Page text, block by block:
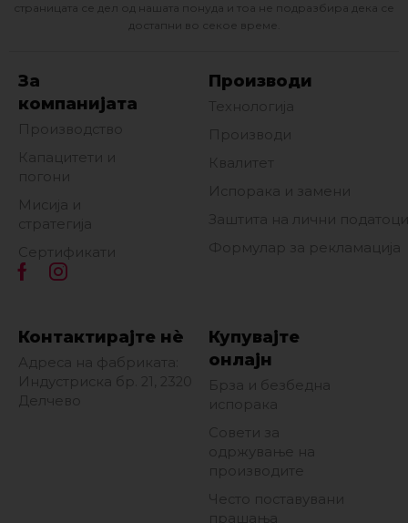
страницата се дел од нашата понуда и тоа не подразбира дека се
достапни во секое време.
За
компанијата
Производство
Капацитети и
погони
Мисија и
стратегија
Сертификати
Производи
Технологија
Производи
Квалитет
Испорака и замени
Заштита на лични податоци
Формулар за рекламација
Контактирајте нè
Адреса на фабриката:
Индустриска бр. 21, 2320
Делчево
Купувајте
онлајн
Брза и безбедна
испорака
Совети за
одржување на
производите
Често поставувани
прашања